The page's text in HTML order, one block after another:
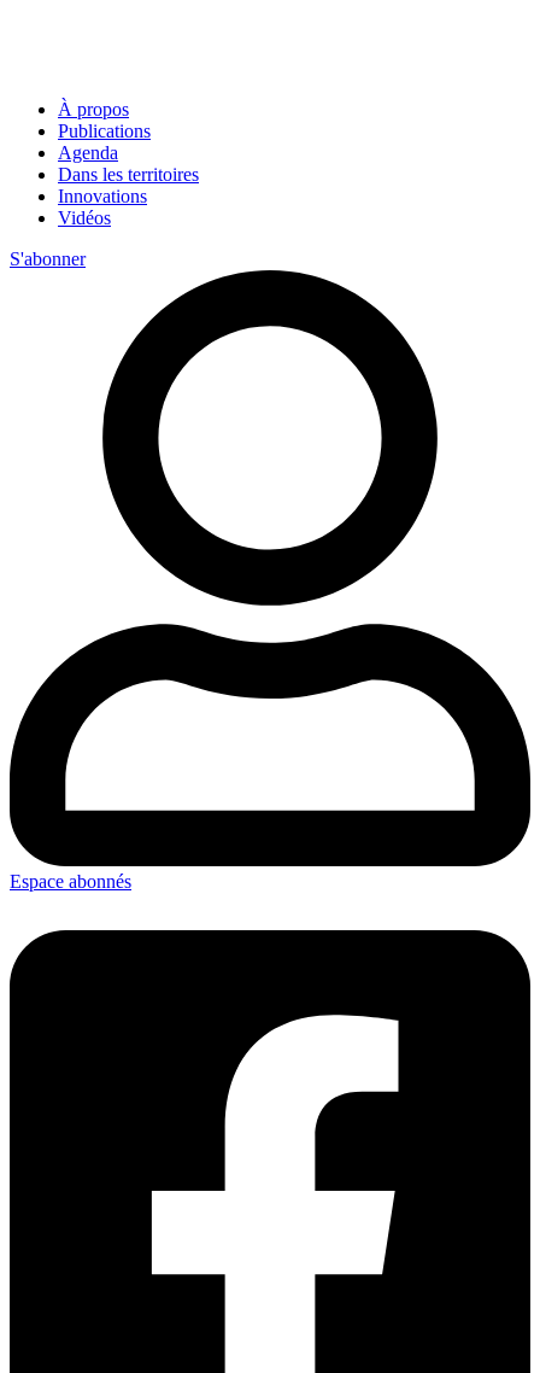
À propos
Publications
Agenda
Dans les territoires
Innovations
Vidéos
S'abonner
Espace abonnés